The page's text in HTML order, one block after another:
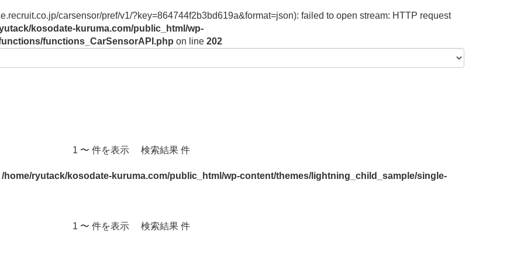
carsensor/pref/v1/?key=864744f2b3bd619a&format=json): failed to open stream: HTTP request
kosodate-kuruma.com/public_html/wp-
functions_CarSensorAPI.php on line 202
1 〜 件を表示 検索結果 件
/home/ryutack/kosodate-kuruma.com/public_html/wp-content/themes/lightning_child_sample/single-
1 〜 件を表示 検索結果 件